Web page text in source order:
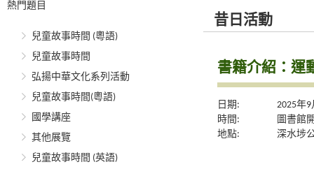
熱門題目
兒童故事時間 (粵語)
兒童故事時間
弘揚中華文化系列活動
兒童故事時間(粵語)
國學講座
其他展覽
兒童故事時間 (英語)
昔日活動
書籍介紹：運
日期:
2025年
時間:
圖書館
地點:
深水埗